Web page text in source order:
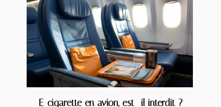
E-cigarette en avion, est -il interdit ?